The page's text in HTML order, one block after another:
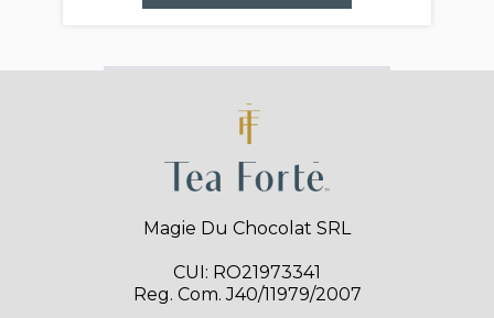
inițial
fost:
95,00 lei.
curent
70,00 lei.
Magie Du Chocolat SRL
CUI: RO21973341
Reg. Com. J40/11979/2007